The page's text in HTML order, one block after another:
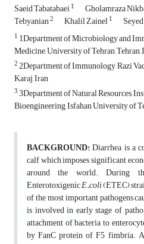
Saeid Tabatabaei1 Gholamraza
Tebyanian2 Khalil Zainel1
1 1Department of Microbiology and
Medicine, University of Tehran, Tehran,
22Department of Immunology, Razi
Karaj, Iran
33Department of Natural Resources,
Bioengineering, Isfahan University of
BACKGROUND:Diarrhea is a
calf which imposes significant
around the world. During
EnterotoxigenicE.coli(ETEC)
of the most important pathogens
is involved in early stage of
attachment of bacteria to
by FanC protein of F5 fimbria.